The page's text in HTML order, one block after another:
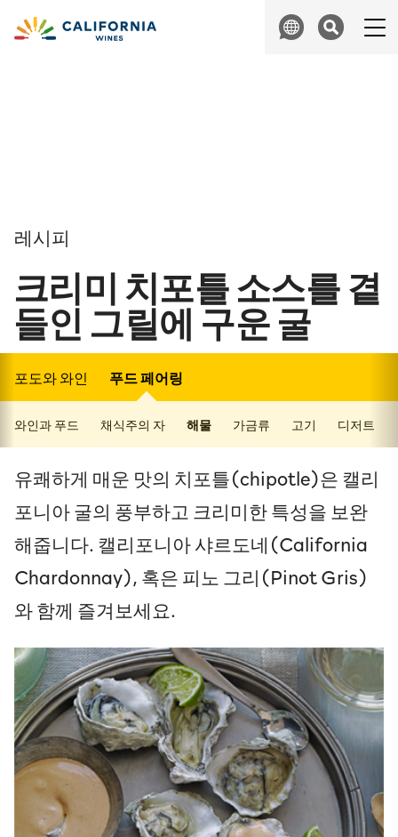
Search
레시피
크리미 치포틀 소스를 곁
들인 그릴에 구운 굴
포도와 와인 푸드 페어링
와인과 푸드 채식주의 자 해물 가금류 고기 디저트
유쾌하게 매운 맛의 치포틀(chipotle)은 캘리
포니아 굴의 풍부하고 크리미한 특성을 보완
해줍니다. 캘리포니아 샤르도네(California
Chardonnay), 혹은 피노 그리(Pinot Gris)
와 함께 즐겨보세요.